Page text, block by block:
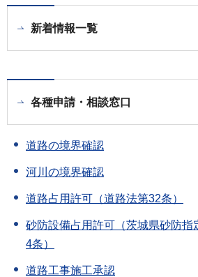
新着情報一覧
各種申請・相談窓口
道路の境界確認
河川の境界確認
道路占用許可（道路法第32条）
砂防設備占用許可（茨城県砂防指
4条）
道路工事施工承認